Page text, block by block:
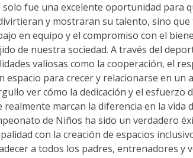
solo fue una excelente oportunidad para
y mostraran su talento, sino
en equipo y el compromiso con el
de nuestra sociedad. A través del
valiosas como la cooperación, el
espacio para crecer y relacionarse en un
ver cómo la dedicación y el esfuerzo
realmente marcan la diferencia en la vida
de Niños ha sido un verdadero
con la creación de espacios
a todos los padres, entrenadores y